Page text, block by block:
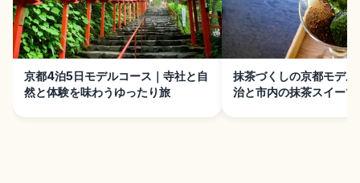
京都4泊5日モデルコース｜寺社と自
然と体験を味わうゆったり旅
抹茶づくしの京都モデル
治と市内の抹茶スイーツ